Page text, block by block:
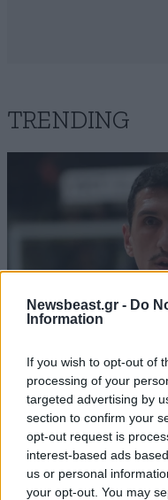
Newsbeast.gr - Do
Information
If you wish to opt-out of
processing of your
targeted advertising by
section to confirm your
opt-out request is
interest-based ads
us or personal
your opt-out. You may
TRENDING
ΑΘΛΗΤΙΚΑ 07·08·2026 21:30
Ακυρώνει δύο
υπογράφει σε